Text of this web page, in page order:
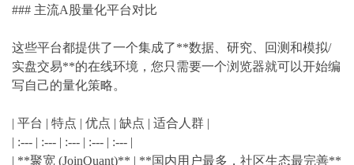
### 主流A股量化平台对比
这些平台都提供了一个集成了**数据、研究、回测和模拟/
实盘交易**的在线环境，您只需要一个浏览器就可以开始编
写自己的量化策略。
| 平台 | 特点 | 优点 | 缺点 | 适合人群 |
| :--- | :--- | :--- | :--- | :--- |
| **聚宽 (JoinQuant)** | **国内用户最多，社区生态最完善**